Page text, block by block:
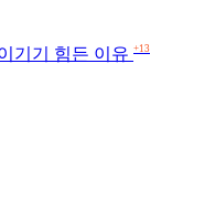
기기 힘든 이유 +13